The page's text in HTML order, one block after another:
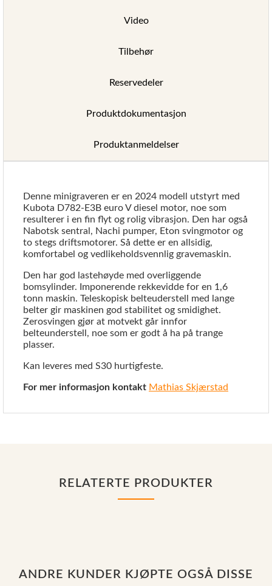
Video
Tilbehør
Reservedeler
Produktdokumentasjon
Produktanmeldelser
Denne minigraveren er en 2024 modell utstyrt med
Kubota D782-E3B euro V diesel motor, noe som
resulterer i en fin flyt og rolig vibrasjon. Den har også
Nabotsk sentral, Nachi pumper, Eton svingmotor og
to stegs driftsmotorer. Så dette er en allsidig,
komfortabel og vedlikeholdsvennlig gravemaskin.
Den har god lastehøyde med overliggende
bomsylinder. Imponerende rekkevidde for en 1,6
tonn maskin. Teleskopisk belteuderstell med lange
belter gir maskinen god stabilitet og smidighet.
Zerosvingen gjør at motvekt går innfor
belteunderstell, noe som er godt å ha på trange
plasser.
Kan leveres med S30 hurtigfeste.
For mer informasjon kontakt Mathias Skjærstad
RELATERTE PRODUKTER
ANDRE KUNDER KJØPTE OGSÅ DISSE